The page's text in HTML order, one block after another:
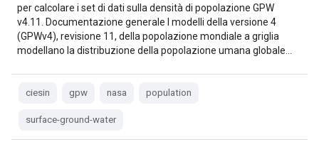
per calcolare i set di dati sulla densità di popolazione GPW
v4.11. Documentazione generale I modelli della versione 4
(GPWv4), revisione 11, della popolazione mondiale a griglia
modellano la distribuzione della popolazione umana globale…
ciesin gpw nasa population
surface-ground-water